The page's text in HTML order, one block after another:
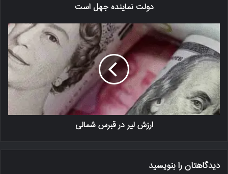
دولت نماینده جهل است
ارزش لیر در قبرس شمالی
دیدگاهتان را بنویسید